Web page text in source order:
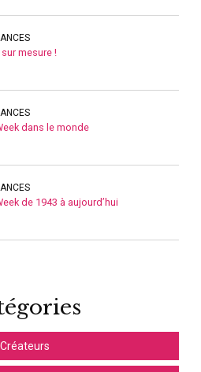
mesure !
dans le monde
de 1943 à aujourd’hui
Créateurs